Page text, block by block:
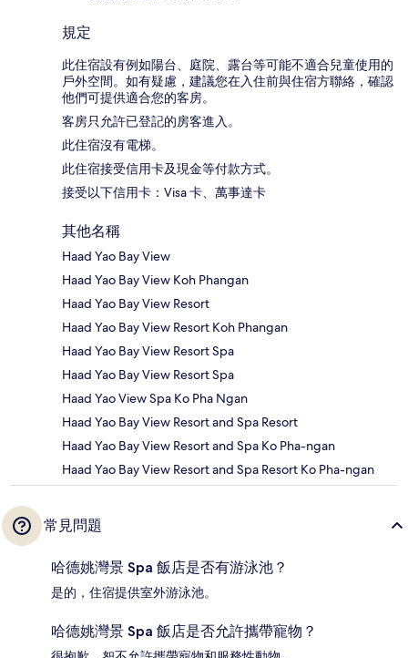
規定
此住宿設有例如陽台、庭院、露台等可能不適合兒童使用的
戶外空間。如有疑慮，建議您在入住前與住宿方聯絡，確認
他們可提供適合您的客房。
客房只允許已登記的房客進入。
此住宿沒有電梯。
此住宿接受信用卡及現金等付款方式。
接受以下信用卡：Visa 卡、萬事達卡
其他名稱
Haad Yao Bay View
Haad Yao Bay View Koh Phangan
Haad Yao Bay View Resort
Haad Yao Bay View Resort Koh Phangan
Haad Yao Bay View Resort Spa
Haad Yao Bay View Resort Spa
Haad Yao View Spa Ko Pha Ngan
Haad Yao Bay View Resort and Spa Resort
Haad Yao Bay View Resort and Spa Ko Pha-ngan
Haad Yao Bay View Resort and Spa Resort Ko Pha-ngan
常見問題
哈德姚灣景 Spa 飯店是否有游泳池？
是的，住宿提供室外游泳池。
哈德姚灣景 Spa 飯店是否允許攜帶寵物？